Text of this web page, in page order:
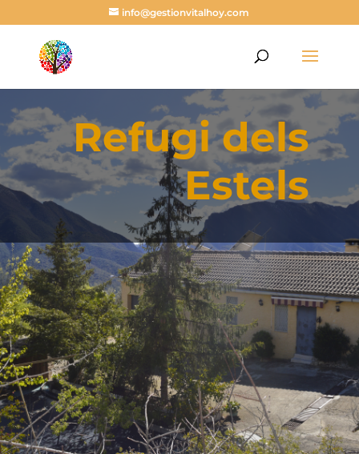
info@gestionvitalhoy.com
Refugi dels
Estels